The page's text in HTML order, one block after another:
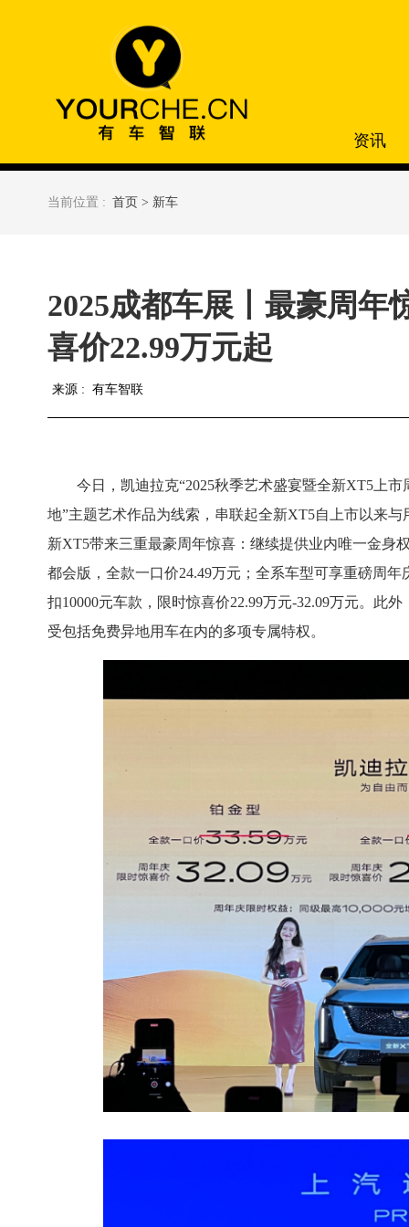
资讯
当前位置 : 首页 > 新车
2025成都车展丨最豪周年
喜价22.99万元起
来源 : 有车智联
今日，凯迪拉克“2025秋季艺术盛宴暨全新XT5上
地”主题艺术作品为线索，串联起全新XT5自上市以来
新XT5带来三重最豪周年惊喜：继续提供业内唯一金身
都会版，全款一口价24.49万元；全系车型可享重磅周
扣10000元车款，限时惊喜价22.99万元-32.09万元。此
受包括免费异地用车在内的多项专属特权。